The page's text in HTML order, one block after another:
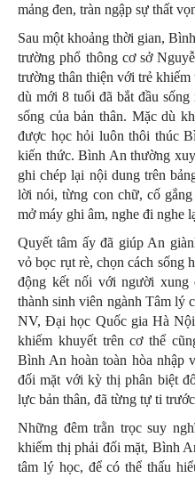
mảng đen, tràn ngập sự thất
Sau một khoảng thời gian,
trường phổ thông cơ sở
trường thân thiện với trẻ
dù mới 8 tuổi đã bắt đầu
sống của bản thân. Mặc dù
được học hỏi luôn thôi thúc
kiến thức. Bình An thường
ghi chép lại nội dung trên
lời nói, từng con chữ, cố
mở máy ghi âm, nghe đi nghe
Quyết tâm ấy đã giúp An
vỏ bọc rụt rè, chọn cách sống
động kết nối với người xung
thành sinh viên ngành Tâm
NV, Đại học Quốc gia Hà
khiếm khuyết trên cơ thể
Bình An hoàn toàn hòa nhập
đối mặt với kỳ thị phân biệt
lực bản thân, đã từng tự ti
Những đêm trằn trọc suy
khiếm thị phải đối mặt, Bình
tâm lý học, để có thể thấu